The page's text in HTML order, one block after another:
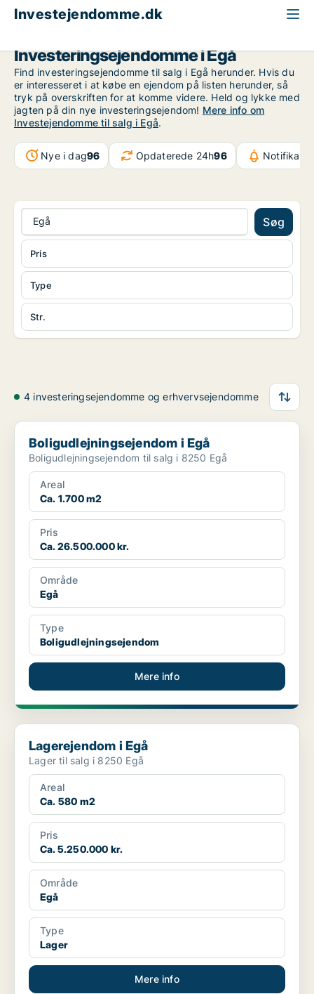
Investejendomme.dk
Investeringsejendomme i Egå
Find investeringsejendomme til salg i Egå herunder. Hvis du
er interesseret i at købe en ejendom på listen herunder, så
tryk på overskriften for at komme videre. Held og lykke med
jagten på din nye investeringsejendom! Mere info om
Investejendomme til salg i Egå.
Nye i dag96 Opdaterede 24h96
Egå Søg
Type
Str.
Pris
4 investeringsejendomme og erhvervsejendomme
Boligudlejningsejendom i Egå
Boligudlejningsejendom i Egå
Boligudlejningsejendom til salg i 8250 Egå
Areal
Ca. 1.700 m2
Pris
Ca. 26.500.000 kr.
Område
Egå
Type
Boligudlejningsejendom
Mere info
Lagerejendom i Egå
Lagerejendom i Egå
Lager til salg i 8250 Egå
Areal
Ca. 580 m2
Pris
Ca. 5.250.000 kr.
Område
Egå
Type
Lager
Mere info